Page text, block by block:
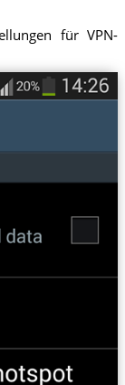
für VPN-